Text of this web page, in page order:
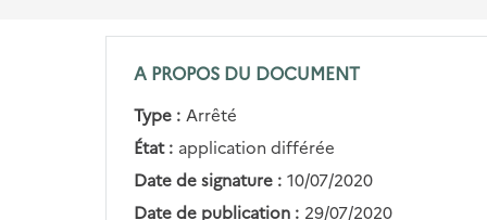
A PROPOS DU DOCUMENT
Type : Arrêté
État : application différée
Date de signature : 10/07/2020
Date de publication : 29/07/2020